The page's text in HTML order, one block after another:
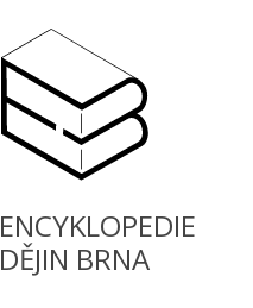
ENCYKLOPEDIE
DĚJIN BRNA